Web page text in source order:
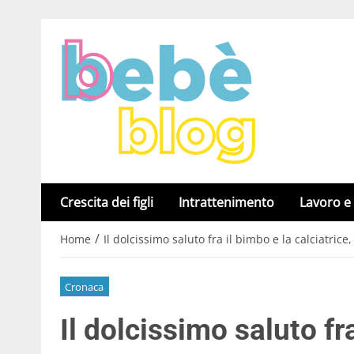
Crescita dei figli Intrattenimento Lavoro
Home / Il dolcissimo saluto fra il bimbo e la
Cronaca
Il dolcissimo saluto